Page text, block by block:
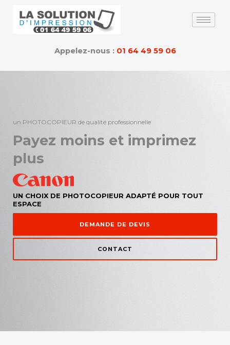
Appelez-nous : 01 64 49 59 06
un PHOTOCOPIEUR de qualité professionnelle
Payez moins et imprimez
plus
UN CHOIX DE PHOTOCOPIEUR ADAPTÉ POUR TOUT
ESPACE
DEMANDE DE DEVIS
CONTACT